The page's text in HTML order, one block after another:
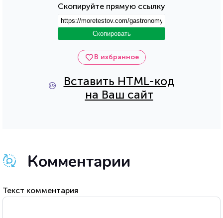
В избранное
Вставить HTML-код
на Ваш сайт
Скопируйте прямую ссылку
Скопировать
Комментарии
Текст комментария